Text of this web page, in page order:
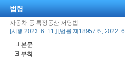
법령
자동차 등 특정동산 저당법
[시행 2023. 6. 11.] [법률 제18957호, 2022.
본문
부칙